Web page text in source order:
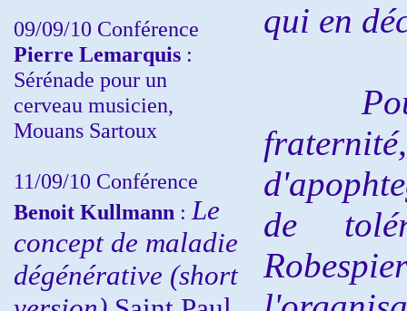
09/09/10 Conférence
Pierre Lemarquis :
Sérénade pour un
cerveau musicien,
Mouans Sartoux
11/09/10 Conférence
Benoit Kullmann : Le
concept de maladie
dégénérative (short
qui en
Pour
de